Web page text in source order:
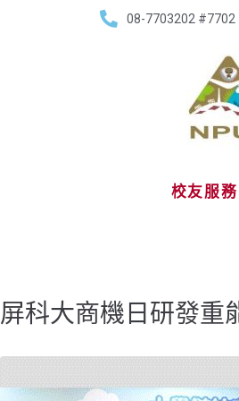
08-7703202 #7702
校友服
屏科大商機日研發重